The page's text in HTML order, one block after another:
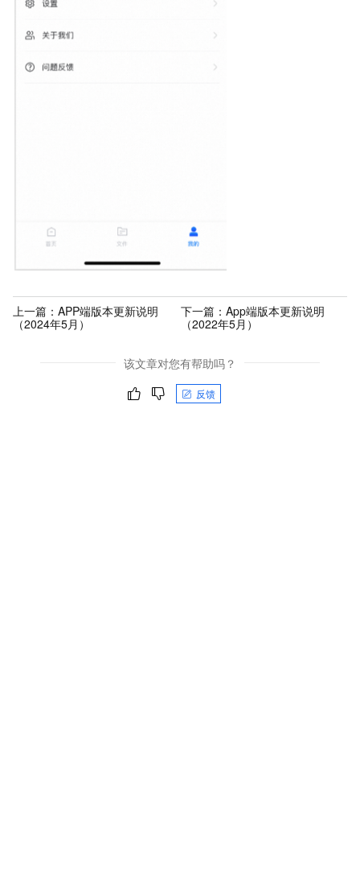
上一篇： APP端版本更新说明
（2024年5月）
下一篇： App端版本更新说明
（2022年5月）
该文章对您有帮助吗？
反馈